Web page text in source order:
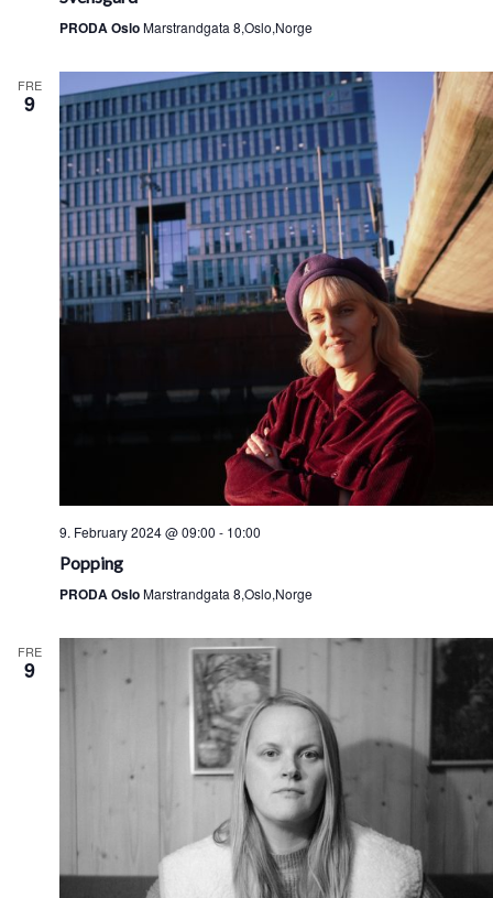
PRODA OsloMarstrandgata 8,Oslo,Norge
FRE
9
9. February 2024 @ 09:00 - 10:00
Popping
PRODA OsloMarstrandgata 8,Oslo,Norge
FRE
9